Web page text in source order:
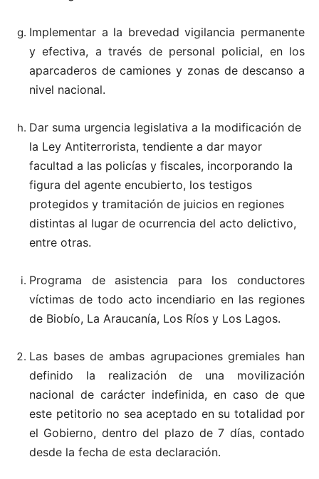
Implementar a la brevedad vigilancia permanente
y efectiva, a través de personal policial, en los
aparcaderos de camiones y zonas de descanso a
nivel nacional.
Dar suma urgencia legislativa a la modificación de
la Ley Antiterrorista, tendiente a dar mayor
facultad a las policías y fiscales, incorporando la
figura del agente encubierto, los testigos
protegidos y tramitación de juicios en regiones
distintas al lugar de ocurrencia del acto delictivo,
entre otras.
Programa de asistencia para los conductores
víctimas de todo acto incendiario en las regiones
de Biobío, La Araucanía, Los Ríos y Los Lagos.
Las bases de ambas agrupaciones gremiales han
definido la realización de una movilización
nacional de carácter indefinida, en caso de que
este petitorio no sea aceptado en su totalidad por
el Gobierno, dentro del plazo de 7 días, contado
desde la fecha de esta declaración.